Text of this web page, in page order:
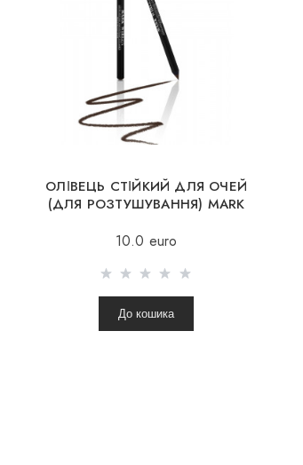
ОЛІВЕЦЬ СТІЙКИЙ ДЛЯ ОЧЕЙ
(ДЛЯ РОЗТУШУВАННЯ) MARK
10.0 euro
До кошика